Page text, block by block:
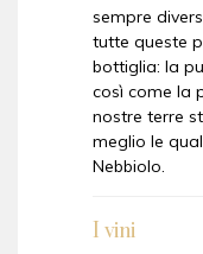
sempre
tutte queste
bottiglia: la
così come la
nostre terre
meglio le
Nebbiolo.
I vini